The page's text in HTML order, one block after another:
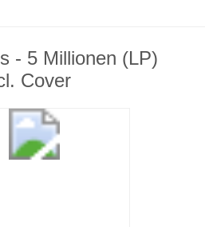
- 5 Millionen (LP)
Cover